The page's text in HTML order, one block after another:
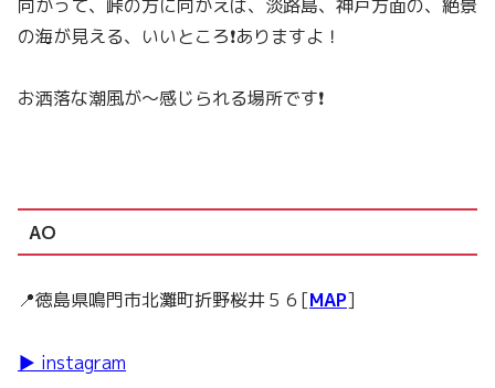
向かって、峠の方に向かえば、淡路島、神戸方面の、絶景
の海が見える、いいところ❗ありますよ！
お洒落な潮風が～感じられる場所です❗
AO
📍徳島県鳴門市北灘町折野桜井５６[MAP]
▶ instagram